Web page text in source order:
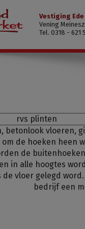
Vestiging Ede
Vening
Tel. 0318 - 621
betonlook vloeren,
de hoeken heen
de
in alle hoogtes
de vloer gelegd
bedrijf een